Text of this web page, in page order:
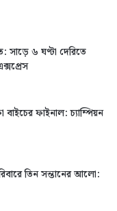
সাড়ে ৬ ঘণ্টা দেরিতে
বাইচের ফাইনাল: চ্যাম্পিয়ন
তিন সন্তানের আলো: